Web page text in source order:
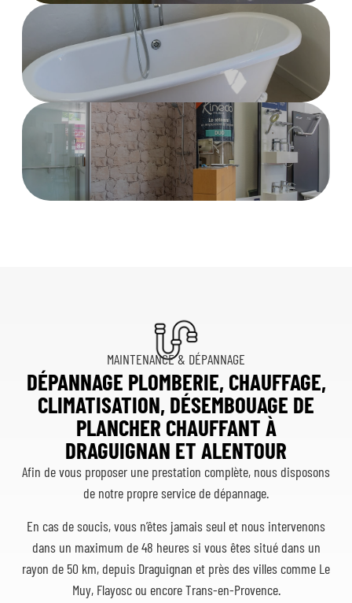
MAINTENANCE & DÉPANNAGE
DÉPANNAGE PLOMBERIE, CHAUFFAGE,
CLIMATISATION, DÉSEMBOUAGE DE
PLANCHER CHAUFFANT À
DRAGUIGNAN ET ALENTOUR
Afin de vous proposer une prestation complète, nous disposons
de notre propre service de dépannage.
En cas de soucis, vous n’êtes jamais seul et nous intervenons
dans un maximum de 48 heures si vous êtes situé dans un
rayon de 50 km, depuis Draguignan et près des villes comme Le
Muy, Flayosc ou encore Trans-en-Provence.